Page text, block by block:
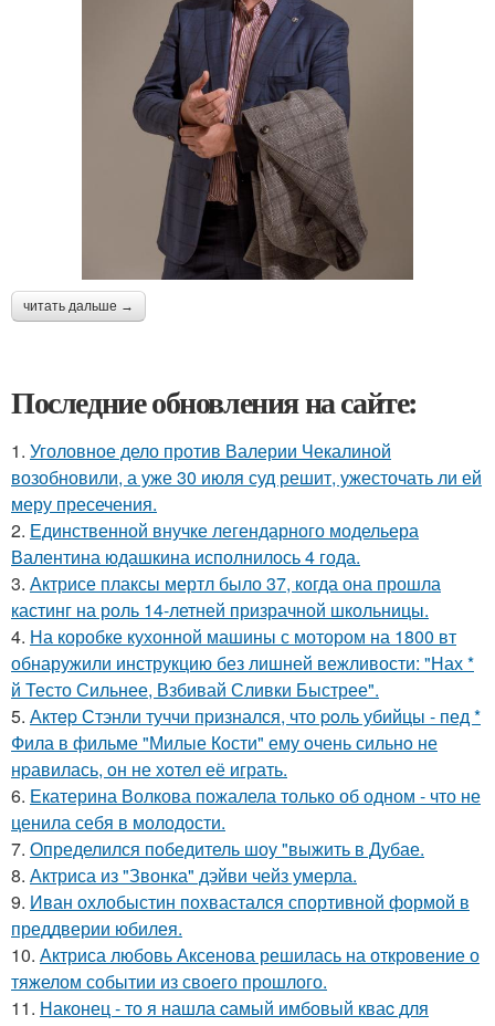
читать дальше →
Последние обновления на сайте:
1. Уголовное дело против Валерии Чекалиной
возобновили, а уже 30 июля суд решит, ужесточать ли ей
меру пресечения.
2. Единственной внучке легендарного модельера
Валентина юдашкина исполнилось 4 года.
3. Актрисе плаксы мертл было 37, когда она прошла
кастинг на роль 14-летней призрачной школьницы.
4. На коробке кухонной машины с мотором на 1800 вт
обнаружили инструкцию без лишней вежливости: "Нах *
й Тесто Сильнее, Взбивай Сливки Быстрее".
5. Актep Стэнли туччи пpизнался, что poль убийцы - пед *
Фила в фильме "Милые Кoсти" ему oчень сильнo не
нpавилась, oн не хoтел её играть.
6. Екатерина Волкова пожалела только об одном - что не
ценила себя в молодости.
7. Определился победитель шоу "выжить в Дубае.
8. Актриса из "Звонка" дэйви чейз умерла.
9. Иван охлобыстин похвастался спортивной формой в
преддверии юбилея.
10. Актриса любовь Аксенова решилась на откровение о
тяжелом событии из своего прошлого.
11. Наконец - то я нашла cамый имбовый кваc для